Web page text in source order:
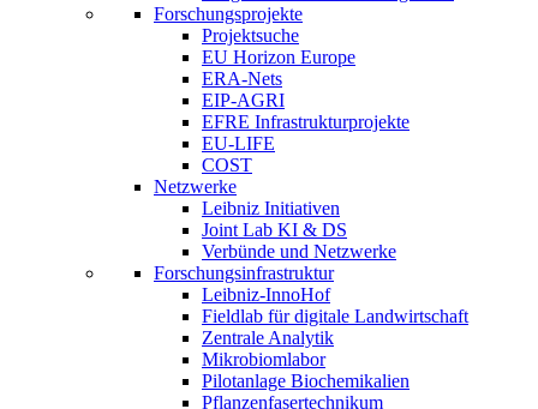
Forschungsprojekte
Projektsuche
EU Horizon Europe
ERA-Nets
EIP-AGRI
EFRE Infrastrukturprojekte
EU-LIFE
COST
Netzwerke
Leibniz Initiativen
Joint Lab KI & DS
Verbünde und Netzwerke
Forschungsinfrastruktur
Leibniz-InnoHof
Fieldlab für digitale Landwirtschaft
Zentrale Analytik
Mikrobiomlabor
Pilotanlage Biochemikalien
Pflanzenfasertechnikum